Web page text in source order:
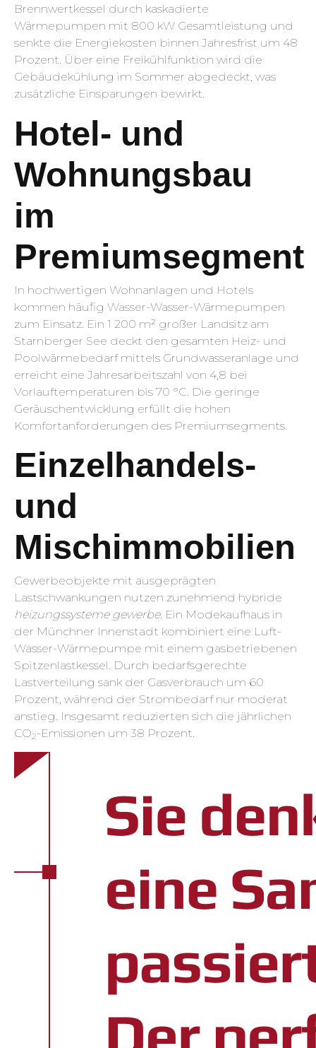
Brennwertkessel durch kaskadierte
Wärmepumpen mit 800 kW Gesamtleistung und
senkte die Energiekosten binnen Jahresfrist um 48
Prozent. Über eine Freikühlfunktion wird die
Gebäudekühlung im Sommer abgedeckt, was
zusätzliche Einsparungen bewirkt.
Hotel- und
Wohnungsbau
im
Premiumsegment
In hochwertigen Wohnanlagen und Hotels
kommen häufig Wasser-Wasser-Wärmepumpen
zum Einsatz. Ein 1 200 m² großer Landsitz am
Starnberger See deckt den gesamten Heiz- und
Poolwärmebedarf mittels Grundwasseranlage und
erreicht eine Jahresarbeitszahl von 4,8 bei
Vorlauftemperaturen bis 70 °C. Die geringe
Geräuschentwicklung erfüllt die hohen
Komfortanforderungen des Premiumsegments.
Einzelhandels-
und
Mischimmobilien
Gewerbeobjekte mit ausgeprägten
Lastschwankungen nutzen zunehmend hybride
heizungssysteme gewerbe. Ein Modekaufhaus in
der Münchner Innenstadt kombiniert eine Luft-
Wasser-Wärmepumpe mit einem gasbetriebenen
Spitzenlastkessel. Durch bedarfsgerechte
Lastverteilung sank der Gasverbrauch um 60
Prozent, während der Strombedarf nur moderat
anstieg. Insgesamt reduzierten sich die jährlichen
CO2-Emissionen um 38 Prozent.